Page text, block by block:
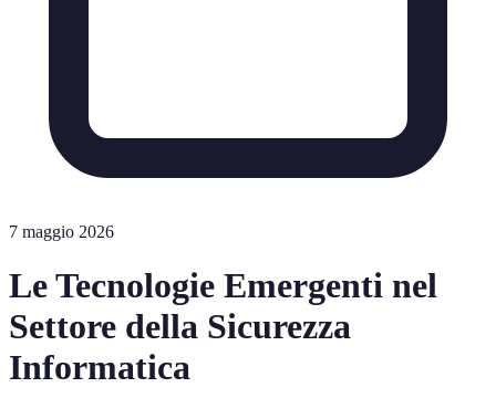
7 maggio 2026
Le Tecnologie Emergenti nel
Settore della Sicurezza
Informatica